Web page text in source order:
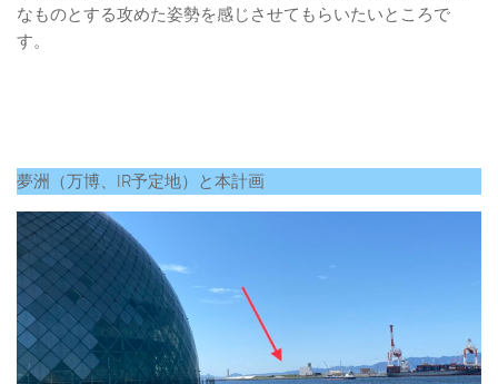
なものとする攻めた姿勢を感じさせてもらいたいところで
す。
夢洲（万博、IR予定地）と本計画